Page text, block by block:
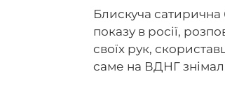
Блискуча сатирична
показу в росії,
своїх рук,
саме на ВДНГ